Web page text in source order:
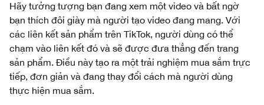
Hãy tưởng tượng bạn đang xem một video và bất ngờ
bạn thích đôi giày mà người tạo video đang mang. Với
các liên kết sản phẩm trên TikTok, người dùng có thể
chạm vào liên kết đó và sẽ được đưa thẳng đến trang
sản phẩm. Điều này tạo ra một trải nghiệm mua sắm trực
tiếp, đơn giản và đang thay đổi cách mà người dùng
thực hiện mua sắm.